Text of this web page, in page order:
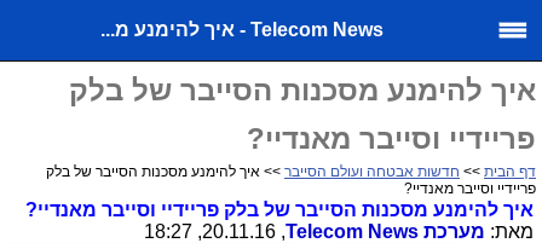
Telecom News - איך להימנע מ...
איך להימנע מסכנות הסייבר של בלק
פריידיי וסייבר מאנדיי?
דף הבית >> חדשות אבטחה ועולם הסייבר >> איך להימנע מסכנות הסייבר של בלק
פריידיי וסייבר מאנדיי?
איך להימנע מסכנות הסייבר של בלק פריידיי וסייבר מאנדיי?
מאת: מערכת Telecom News
, 20.11.16, 18:27